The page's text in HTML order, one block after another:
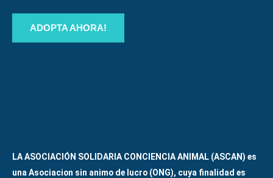
ADOPTA AHORA!
LA ASOCIACIÓN SOLIDARIA CONCIENCIA ANIMAL (ASCAN) es
una Asociacion sin animo de lucro (ONG), cuya finalidad es